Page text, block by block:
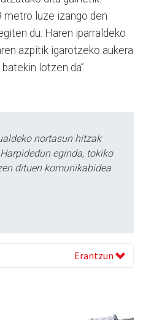
metro luze izango den
du. Haren iparraldeko
azpitik igarotzeko aukera
lotzen da”.
nortasun hitzak
eginda, tokiko
dituen komunikabidea
Erantzun